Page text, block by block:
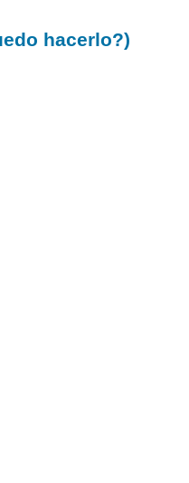
hacerlo?)